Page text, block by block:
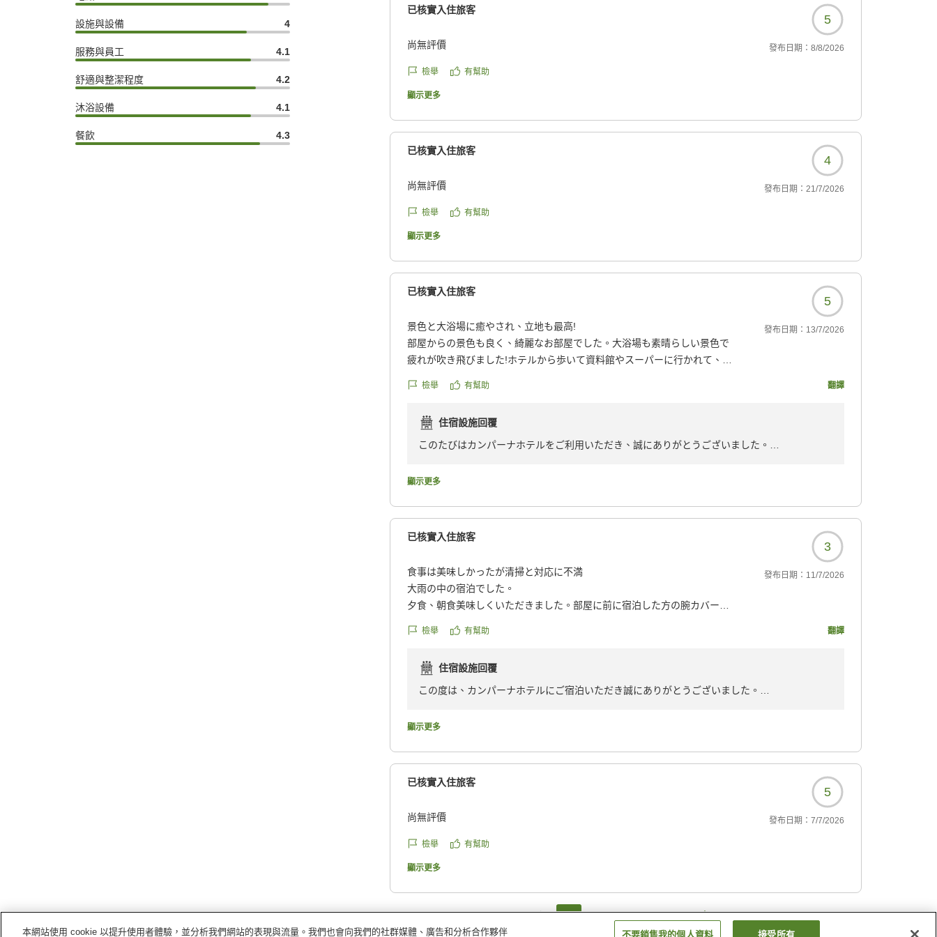
設施與設備 4
服務與員工 4.1
舒適與整潔程度 4.2
沐浴設備 4.1
餐飲 4.3
已核實入住旅客
5
尚無評價 發布日期： 8/8/2026
檢舉 有幫助
顯示更多
已核實入住旅客
4
尚無評價 發布日期： 21/7/2026
檢舉 有幫助
顯示更多
已核實入住旅客
5
景色と大浴場に癒やされ、立地も最高!
部屋からの景色も良く、綺麗なお部屋でした。大浴場も素晴らしい景色で
疲れが吹き飛びました!ホテルから歩いて資料館やスーパーに行かれて、福
他の画像やクチコミの詳細はこちらから
reviewId=33123478099968
發布日期： 13/7/2026
檢舉 有幫助 翻譯
住宿設施回覆
このたびはカンパーナホテルをご利用いただき、誠にありがとうございました。
います。「疲れが吹き飛んだ」とのお言葉をいただき、大変嬉しく拝読いたしました。当ホテ
お食事につきましても「美味しかった」とお褒めいただき、調理スタッフも大変喜んでおりま
す。
また五島にお越しの際は、ぜひ当ホテルへお立ち寄りくださいませ。
カンパーナホテル 総支配人
顯示更多
已核實入住旅客
3
食事は美味しかったが清掃と対応に不満
大雨の中の宿泊でした。
夕食、朝食美味しくいただきました。部屋に前に宿泊した方の腕カバーが
何の謝りもなく、その対応には、ビックリしました。残念でした。このよ
クチコミの詳細はこちらから
https://review.travel.rakuten.co.jp/hotel/voice/39738?
發布日期： 11/7/2026
檢舉 有幫助 翻譯
住宿設施回覆
この度は、カンパーナホテルにご宿泊いただき誠にありがとうございました。
お食事につきまして「美味しくいただきました」とのお言葉を頂戴し、大変嬉しく拝見いたし
ックアウト時のスタッフの不適切な対応により、ご不快な思いを与えてしまいましたことを、
深くお詫び申し上げます。
本来であれば、その場でお詫びを申し上げるべきところ、配慮に欠ける対応となってしまい誠
に申し訳ございませんでした。あってはならない対応であり、私どもの指導不足を痛感してお
ります。
客室清掃および最終確認の体制を今一度見直し、再発防止に努めてまいります。
お忙しい中、貴重なご意見をお寄せいただき誠にありがとうございました。
甚だ勝手ではございますが、また機会がございましたら挽回の機会を賜れますよう、スタッフ
顯示更多
已核實入住旅客
5
尚無評價 發布日期： 7/7/2026
檢舉 有幫助
顯示更多
…
本網站使用 cookie 以提升使用者體驗，並分析我們網站的表現與流量。我們也會向我們的社群媒體、廣告和分析合作夥伴 不要銷售我的個人資料 接受所有